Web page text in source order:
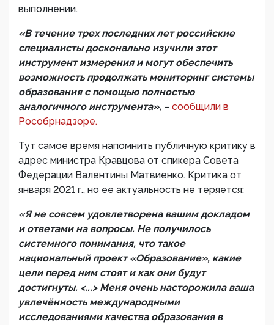
выполнении.
«В течение трех последних лет российские
специалисты досконально изучили этот
инструмент измерения и могут обеспечить
возможность продолжать мониторинг системы
образования с помощью полностью
аналогичного инструмента», – сообщили в
Рособрнадзоре.
Тут самое время напомнить публичную критику в
адрес министра Кравцова от спикера Совета
Федерации Валентины Матвиенко. Критика от
января 2021 г., но ее актуальность не теряется:
«Я не совсем удовлетворена вашим докладом
и ответами на вопросы. Не получилось
системного понимания, что такое
национальный проект «Образование», какие
цели перед ним стоят и как они будут
достигнуты. <...> Меня очень насторожила ваша
увлечённость международными
исследованиями качества образования в